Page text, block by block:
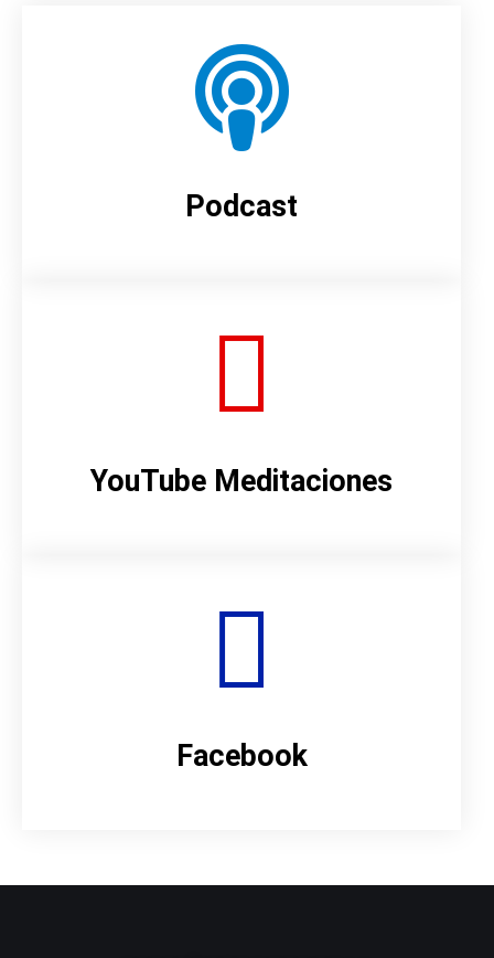
Podcast
YouTube Meditaciones
Facebook